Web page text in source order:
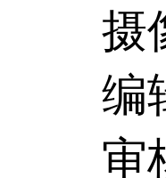
摄
编
审